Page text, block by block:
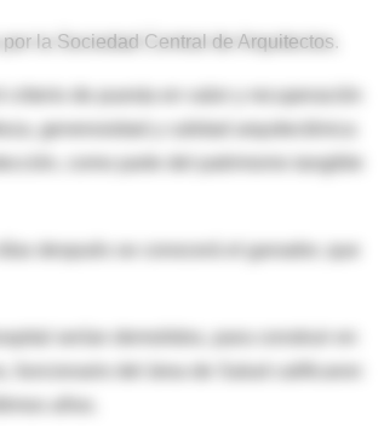
la Sociedad Central de Arquitectos.
de puesta en valor y recuperación
generosidad y calidad arquitectónica
como parte del patrimonio tangible
después se conocerá el ganador, que
serían demolidos, para construir en
funcionario del área de Salud calificaron
años.